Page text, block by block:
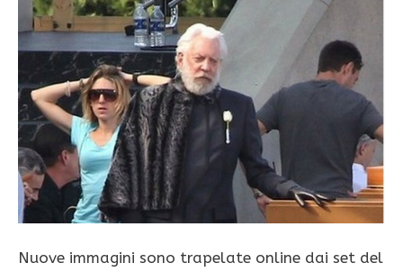
Nuove immagini sono trapelate online dai set del